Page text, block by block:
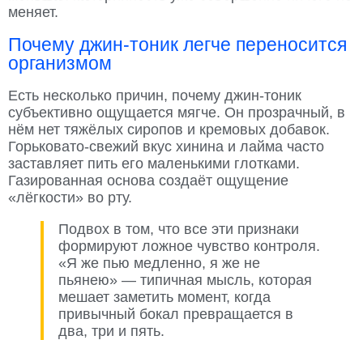
меняет.
Почему джин-тоник легче переносится
организмом
Есть несколько причин, почему джин-тоник
субъективно ощущается мягче. Он прозрачный, в
нём нет тяжёлых сиропов и кремовых добавок.
Горьковато-свежий вкус хинина и лайма часто
заставляет пить его маленькими глотками.
Газированная основа создаёт ощущение
«лёгкости» во рту.
Подвох в том, что все эти признаки
формируют ложное чувство контроля.
«Я же пью медленно, я же не
пьянею» — типичная мысль, которая
мешает заметить момент, когда
привычный бокал превращается в
два, три и пять.